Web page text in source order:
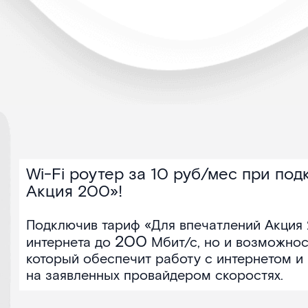
Wi-Fi роутер за 10 руб/мес при
Акция 200»!
Подключив тариф «Для впечатлений
интернета до 200 Мбит/с, но и
который обеспечит работу с интернетом
на заявленных провайдером скоростях.